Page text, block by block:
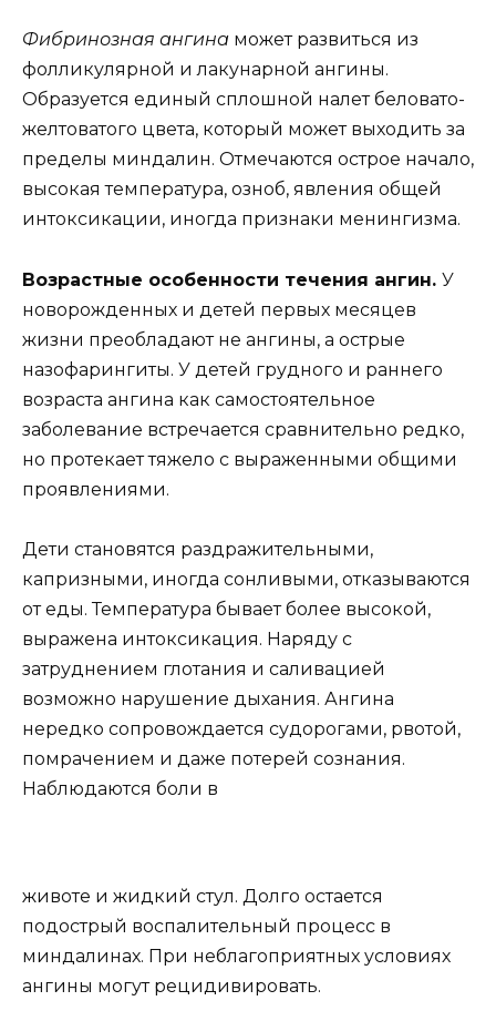
Фибринозная ангина может развиться из
фолликулярной и лакунарной ангины.
Образуется единый сплошной налет беловато-
желтоватого цвета, который может выходить за
пределы миндалин. Отмечаются острое начало,
высокая температура, озноб, явления общей
интоксикации, иногда признаки менингизма.
Возрастные особенности течения ангин. У
новорожденных и детей первых месяцев
жизни преобладают не ангины, а острые
назофарингиты. У детей грудного и раннего
возраста ангина как самостоятельное
заболевание встречается сравнительно редко,
но протекает тяжело с выраженными общими
проявлениями.
Дети становятся раздражительными,
капризными, иногда сонливыми, отказываются
от еды. Температура бывает более высокой,
выражена интоксикация. Наряду с
затруднением глотания и саливацией
возможно нарушение дыхания. Ангина
нередко сопровождается судорогами, рвотой,
помрачением и даже потерей сознания.
Наблюдаются боли в
животе и жидкий стул. Долго остается
подострый воспалительный процесс в
миндалинах. При неблагоприятных условиях
ангины могут рецидивировать.